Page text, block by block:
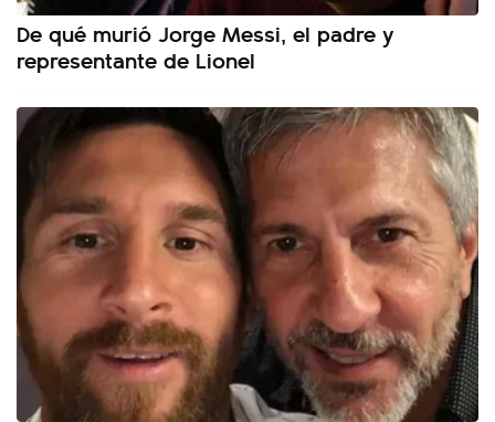
De qué murió Jorge Messi, el padre y
representante de Lionel